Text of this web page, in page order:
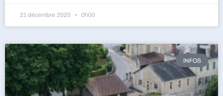
21 décembre 2020 0h00
INFOS